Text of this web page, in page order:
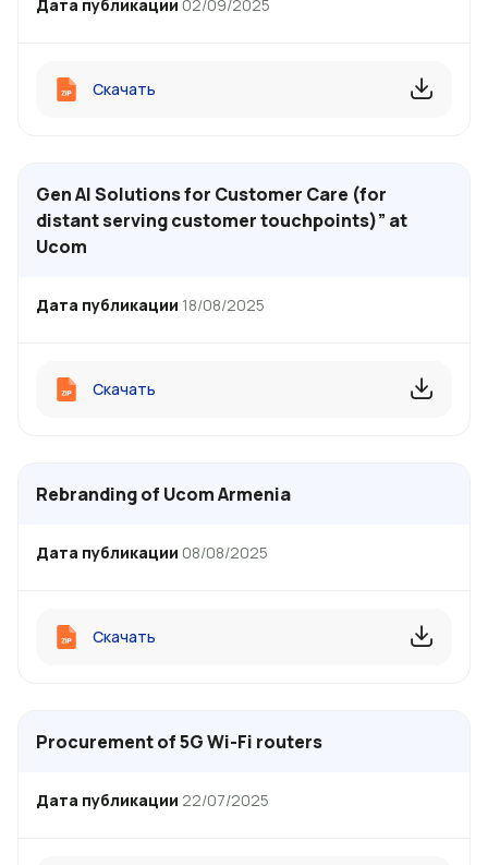
Дата публикации 02/09/2025
Скачать
Gen AI Solutions for Customer Care (for
distant serving customer touchpoints)” at
Ucom
Дата публикации 18/08/2025
Скачать
Rebranding of Ucom Armenia
Дата публикации 08/08/2025
Скачать
Procurement of 5G Wi-Fi routers
Дата публикации 22/07/2025